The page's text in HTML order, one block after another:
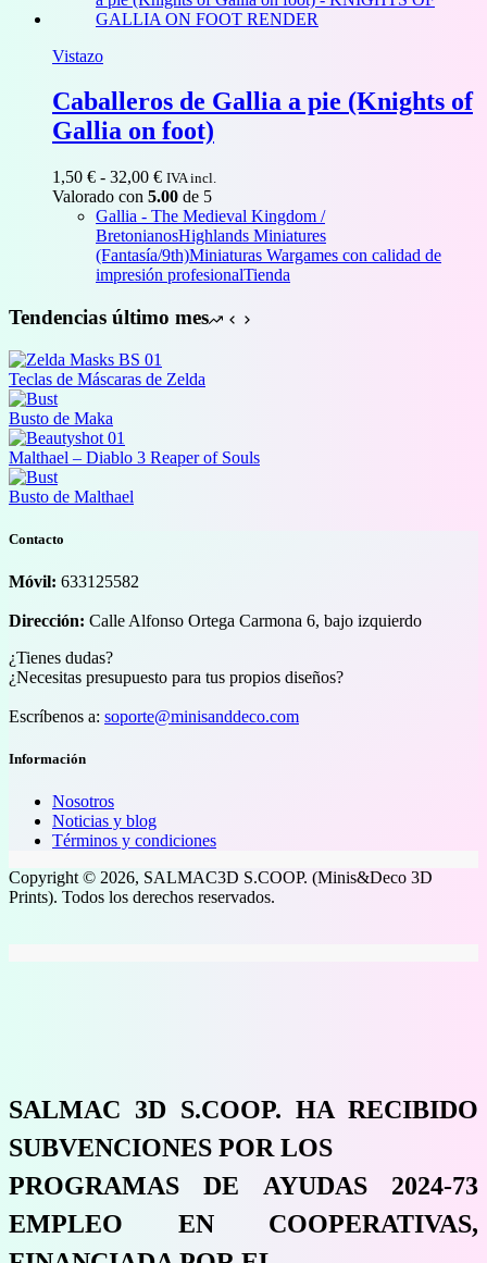
Vistazo
Caballeros de Gallia a pie (Knights of
Gallia on foot)
1,50 € - 32,00 €Rango
de
precios:
desde
1,50 €
hasta
IVA incl.
Valorado con 5.00 de 5
Gallia - The Medieval Kingdom /
BretonianosHighlands Miniatures
(Fantasía/9th)Miniaturas Wargames con calidad de
impresión profesionalTienda
Tendencias último mes
Teclas de Máscaras de Zelda
Busto de Maka
Malthael – Diablo 3 Reaper of Souls
Busto de Malthael
Contacto
Móvil: 633125582
Dirección: Calle Alfonso Ortega Carmona 6, bajo izquierdo
¿Tienes dudas?
¿Necesitas presupuesto para tus propios diseños?
Escríbenos a: soporte@minisanddeco.com
Información
Nosotros
Noticias y blog
Términos y condiciones
Copyright © 2026, SALMAC3D S.COOP. (Minis&Deco 3D
Prints). Todos los derechos reservados.
SALMAC 3D S.COOP. HA RECIBIDO
SUBVENCIONES POR LOS
PROGRAMAS DE AYUDAS 2024-73
EMPLEO EN COOPERATIVAS,